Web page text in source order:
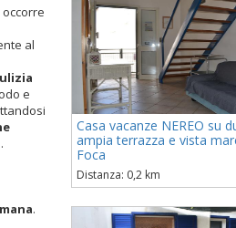
al
e
.
.
Casa vacanze NEREO su
ampia terrazza e vista
Foca
Distanza: 0,2 km